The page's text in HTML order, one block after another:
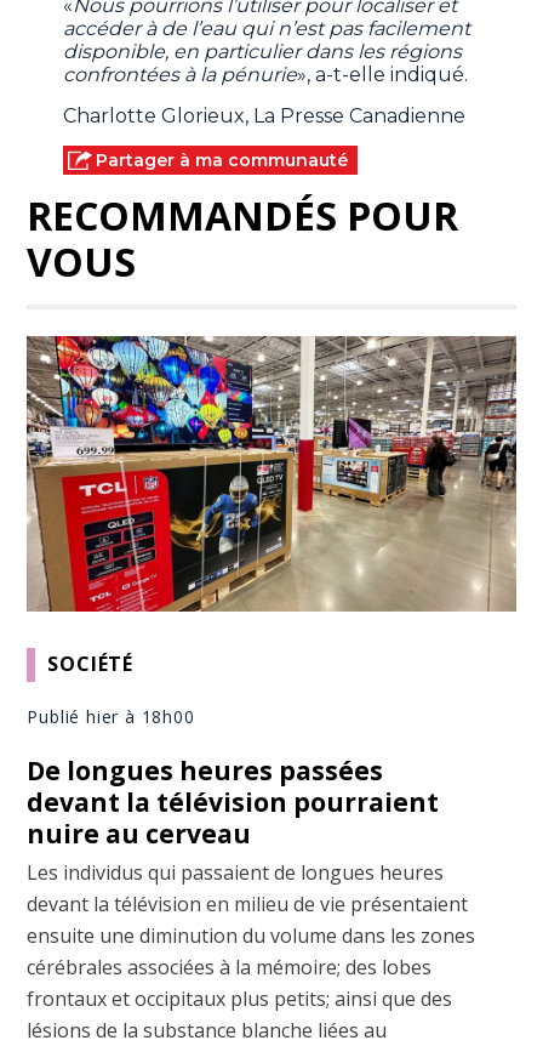
«Nous pourrions l’utiliser pour localiser et
accéder à de l’eau qui n’est pas facilement
disponible, en particulier dans les régions
confrontées à la pénurie», a-t-elle indiqué.
Charlotte Glorieux, La Presse Canadienne
Partager à ma communauté
RECOMMANDÉS POUR
VOUS
SOCIÉTÉ
Publié hier à 18h00
De longues heures passées
devant la télévision pourraient
nuire au cerveau
Les individus qui passaient de longues heures
devant la télévision en milieu de vie présentaient
ensuite une diminution du volume dans les zones
cérébrales associées à la mémoire; des lobes
frontaux et occipitaux plus petits; ainsi que des
lésions de la substance blanche liées au